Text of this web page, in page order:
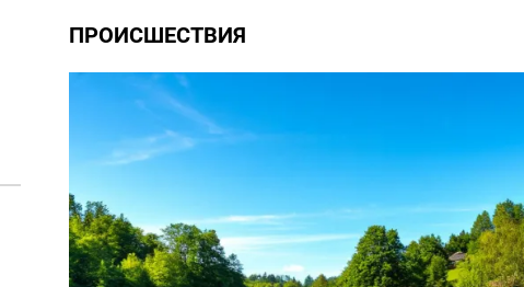
ПРОИСШЕСТВИЯ